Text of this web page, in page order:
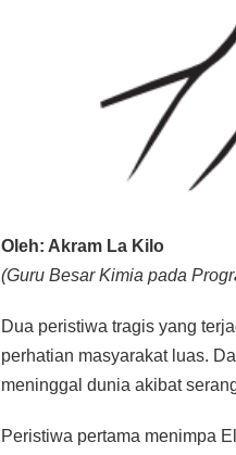
Oleh: Akram La Kilo
(Guru Besar Kimia pada
Dua peristiwa tragis yang
perhatian masyarakat luas.
meninggal dunia akibat
Peristiwa pertama menimpa